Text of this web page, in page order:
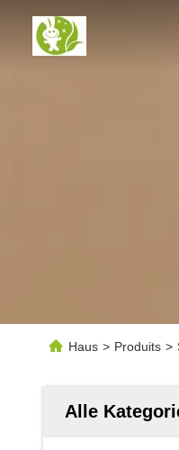
Haus > Produits >
Alle